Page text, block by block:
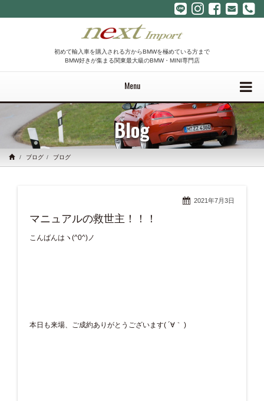
初めて輸入車を購入される方からBMWを極めている方まで
BMW好きが集まる関東最大級のBMW・MINI専門店
Menu
Blog
ブログ ブログ
2021年7月3日
マニュアルの救世主！！！
こんばんはヽ(^0^)ノ
本日も来場、ご成約ありがとうございます( ´∀｀ )